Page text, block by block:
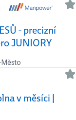
- precizní
JUNIORY
v měsíci |